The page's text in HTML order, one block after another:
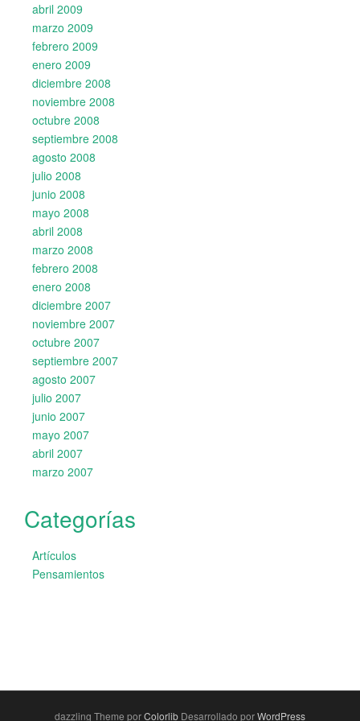
abril 2009
marzo 2009
febrero 2009
enero 2009
diciembre 2008
noviembre 2008
octubre 2008
septiembre 2008
agosto 2008
julio 2008
junio 2008
mayo 2008
abril 2008
marzo 2008
febrero 2008
enero 2008
diciembre 2007
noviembre 2007
octubre 2007
septiembre 2007
agosto 2007
julio 2007
junio 2007
mayo 2007
abril 2007
marzo 2007
Categorías
Artículos
Pensamientos
dazzling Theme porColorlib Desarrollado porWordPress